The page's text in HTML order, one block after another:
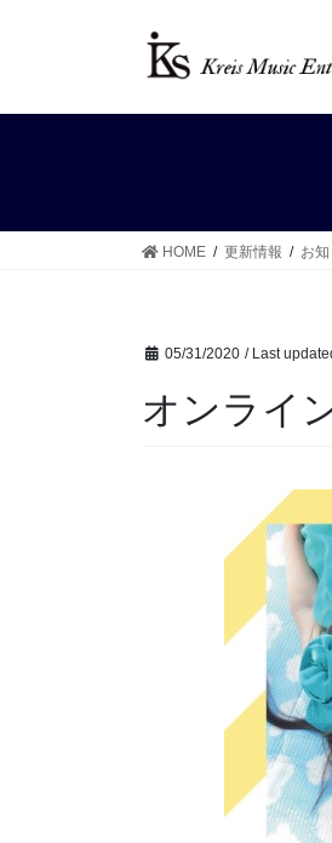
HOME 更新情報 お
05/31/2020 / Last
オンライ